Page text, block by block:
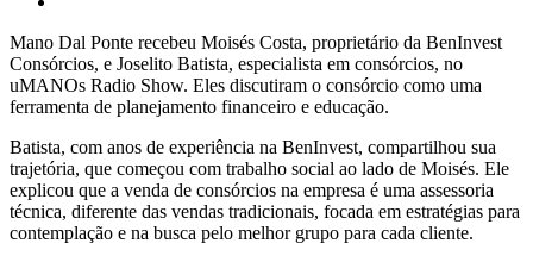
Mano Dal Ponte recebeu Moisés Costa, proprietário da BenInvest
Consórcios, e Joselito Batista, especialista em consórcios, no
uMANOs Radio Show. Eles discutiram o consórcio como uma
ferramenta de planejamento financeiro e educação.
Batista, com anos de experiência na BenInvest, compartilhou sua
trajetória, que começou com trabalho social ao lado de Moisés. Ele
explicou que a venda de consórcios na empresa é uma assessoria
técnica, diferente das vendas tradicionais, focada em estratégias para
contemplação e na busca pelo melhor grupo para cada cliente.